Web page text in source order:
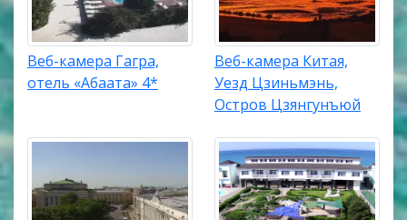
Веб-камера Гагра,
отель «Абаата» 4*
Веб-камера Китая,
Уезд Цзиньмэнь,
Остров Цзянгунъюй